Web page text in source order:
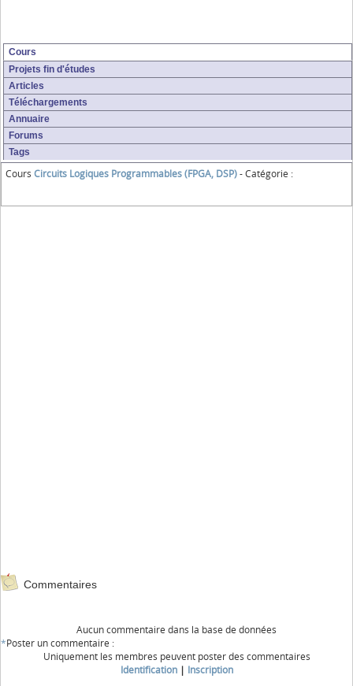
Cours
Projets fin d'études
Articles
Téléchargements
Annuaire
Forums
Tags
Cours Circuits Logiques Programmables (FPGA, DSP)- Catégorie :
Commentaires
Aucun commentaire dans la base de données
*Poster un commentaire :
Uniquement les membres peuvent poster des commentaires
Identification| Inscription